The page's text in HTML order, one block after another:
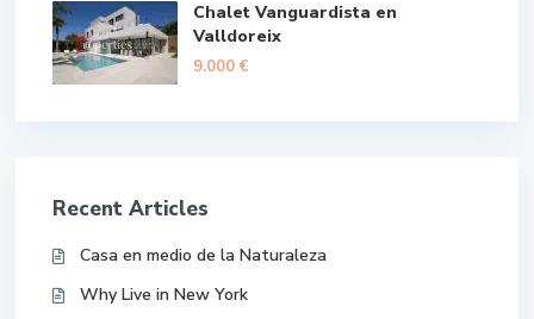
Chalet Vanguardista en
Valldoreix
9.000 €
Recent Articles
Casa en medio de la Naturaleza
Why Live in New York